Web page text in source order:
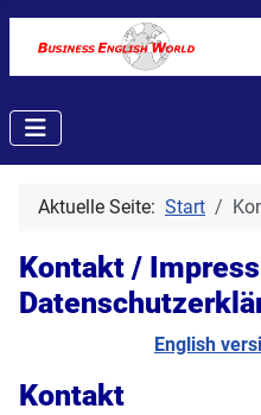
Aktuelle Seite: Start
Kontakt /
English
Kontakt